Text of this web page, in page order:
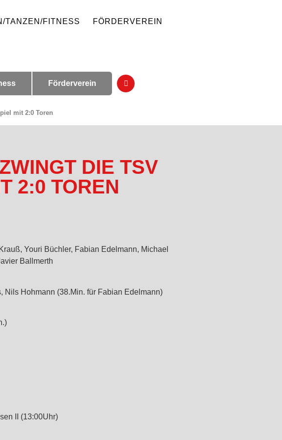
TANZEN/FITNESS FÖRDERVEREIN
Förderverein
mit 2:0 Toren
DIE TSV
2:0 TOREN
Youri Büchler, Fabian Edelmann, Michael
Ballmerth
Nils Hohmann (38.Min. für Fabian Edelmann)
II (13:00Uhr)